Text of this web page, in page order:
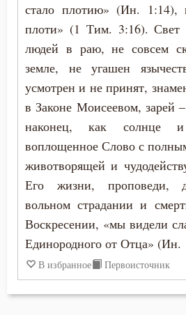
Рождество
Семья
Смерть
Страх Божий
Храм
Христос
Церковь
Иоанн Златоуст
Иоанн Кронштадтский
Ириней Лионский
Исидор Пелусиот
Иустин (Попович)
Кирилл Александрийский
Кирилл Иерусалимский
Климент Римский
Лев Великий
стало плотию» (Ин. 1:14),
плоти» (1 Тим. 3:16). Свет
людей в раю, не совсем
земле, не угашен
усмотрен и не принят,
в Законе Моисеевом, зарей
наконец, как солнце
воплощенное Слово с
животворящей и
Его жизни, проповеди,
вольном страдании и
Воскресении, «мы видели
Единородного от Отца» (Ин.
В избранное Первоисточник